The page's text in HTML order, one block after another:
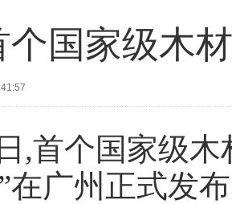
个国家级木
,首个国家级
在广州正式发